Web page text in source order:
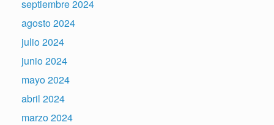
septiembre 2024
agosto 2024
julio 2024
junio 2024
mayo 2024
abril 2024
marzo 2024